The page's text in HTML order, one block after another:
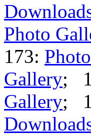
Photo
173:
Gallery;
Gallery;